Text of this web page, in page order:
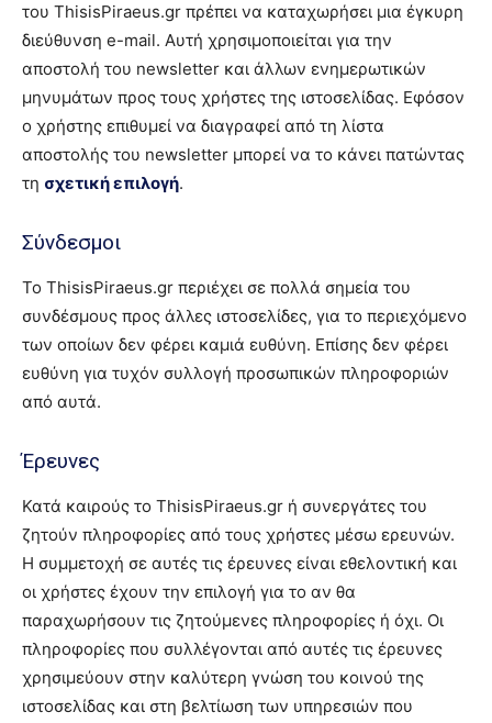
του ThisisPiraeus.gr πρέπει να καταχωρήσει μια έγκυρη
διεύθυνση e-mail. Αυτή χρησιμοποιείται για την
αποστολή του newsletter και άλλων ενημερωτικών
μηνυμάτων προς τους χρήστες της ιστοσελίδας. Εφόσον
ο χρήστης επιθυμεί να διαγραφεί από τη λίστα
αποστολής του newsletter μπορεί να το κάνει πατώντας
τη σχετική επιλογή.
Σύνδεσμοι
Το ThisisPiraeus.gr περιέχει σε πολλά σημεία του
συνδέσμους προς άλλες ιστοσελίδες, για το περιεχόμενο
των οποίων δεν φέρει καμιά ευθύνη. Επίσης δεν φέρει
ευθύνη για τυχόν συλλογή προσωπικών πληροφοριών
από αυτά.
Έρευνες
Κατά καιρούς το ThisisPiraeus.gr ή συνεργάτες του
ζητούν πληροφορίες από τους χρήστες μέσω ερευνών.
Η συμμετοχή σε αυτές τις έρευνες είναι εθελοντική και
οι χρήστες έχουν την επιλογή για το αν θα
παραχωρήσουν τις ζητούμενες πληροφορίες ή όχι. Οι
πληροφορίες που συλλέγονται από αυτές τις έρευνες
χρησιμεύουν στην καλύτερη γνώση του κοινού της
ιστοσελίδας και στη βελτίωση των υπηρεσιών που